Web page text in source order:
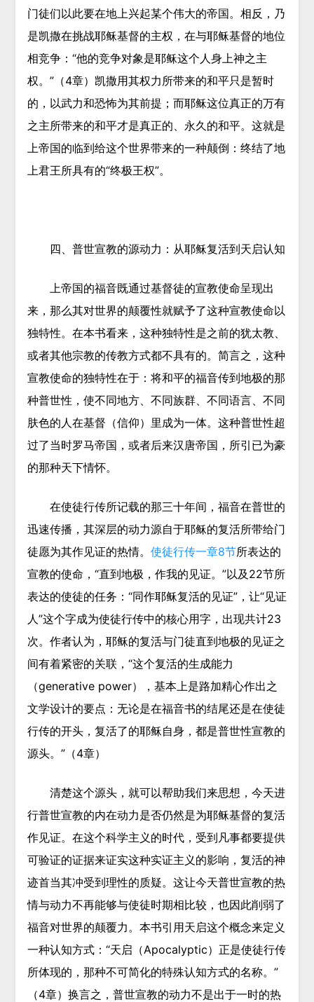
门徒们以此要在地上兴起某个伟大的帝国。相反，乃
是凯撒在挑战耶稣基督的主权，在与耶稣基督的地位
相竞争：“他的竞争对象是耶稣这个人身上神之主
权。”（4章）凯撒用其权力所带来的和平只是暂时
的，以武力和恐怖为其前提；而耶稣这位真正的万有
之主所带来的和平才是真正的、永久的和平。这就是
上帝国的临到给这个世界带来的一种颠倒：终结了地
上君王所具有的“终极王权”。
四、 普世宣教的源动力：从耶稣复活到天启认知
上帝国的福音既通过基督徒的宣教使命呈现出
来，那么其对世界的颠覆性就赋予了这种宣教使命以
独特性。在本书看来，这种独特性是之前的犹太教、
或者其他宗教的传教方式都不具有的。简言之，这种
宣教使命的独特性在于：将和平的福音传到地极的那
种普世性，使不同地方、不同族群、不同语言、不同
肤色的人在基督（信仰）里成为一体。这种普世性超
过了当时罗马帝国，或者后来汉唐帝国，所引已为豪
的那种天下情怀。
在使徒行传所记载的那三十年间，福音在普世的
迅速传播，其深层的动力源自于耶稣的复活所带给门
徒愿为其作见证的热情。 使徒行传一章8节所表达的
宣教的使命，“直到地极，作我的见证。”以及22节所
表达的使徒的任务：“同作耶稣复活的见证”，让“见证
人”这个字成为使徒行传中的核心用字，出现共计23
次。作者认为，耶稣的复活与门徒直到地极的见证之
间有着紧密的关联，“这个复活的生成能力
（generative power），基本上是路加精心作出之
文学设计的要点：无论是在福音书的结尾还是在使徒
行传的开头，复活了的耶稣自身，都是普世性宣教的
源头。”（4章）
清楚这个源头，就可以帮助我们来思想，今天进
行普世宣教的内在动力是否仍然是为耶稣基督的复活
作见证。在这个科学主义的时代，受到凡事都要提供
可验证的证据来证实这种实证主义的影响，复活的神
迹首当其冲受到理性的质疑。这让今天普世宣教的热
情与动力不再能够与使徒时期相比较，也因此削弱了
福音对世界的颠覆力。本书引用天启这个概念来定义
一种认知方式：“天启（Apocalyptic）正是使徒行传
所体现的，那种不可简化的特殊认知方式的名称。”
（4章）换言之，普世宣教的动力不是出于一时的热